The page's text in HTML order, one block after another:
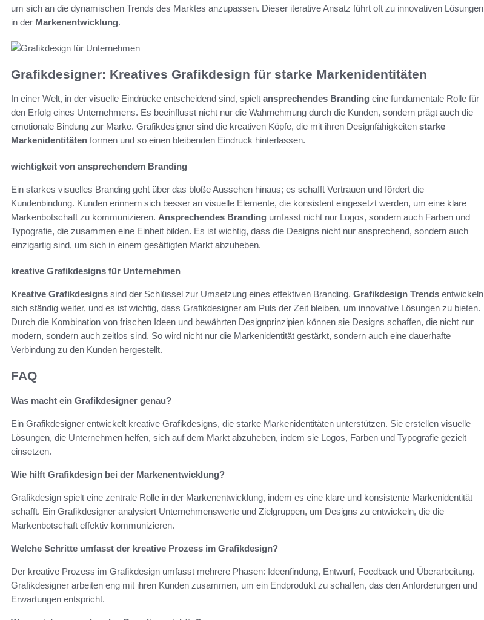
um sich an die dynamischen Trends des Marktes anzupassen. Dieser iterative Ansatz führt oft zu innovativen Lösungen
in der Markenentwicklung.
Grafikdesigner: Kreatives Grafikdesign für starke Markenidentitäten
In einer Welt, in der visuelle Eindrücke entscheidend sind, spielt ansprechendes Branding eine fundamentale Rolle für
den Erfolg eines Unternehmens. Es beeinflusst nicht nur die Wahrnehmung durch die Kunden, sondern prägt auch die
emotionale Bindung zur Marke. Grafikdesigner sind die kreativen Köpfe, die mit ihren Designfähigkeiten starke
Markenidentitäten formen und so einen bleibenden Eindruck hinterlassen.
wichtigkeit von ansprechendem Branding
Ein starkes visuelles Branding geht über das bloße Aussehen hinaus; es schafft Vertrauen und fördert die
Kundenbindung. Kunden erinnern sich besser an visuelle Elemente, die konsistent eingesetzt werden, um eine klare
Markenbotschaft zu kommunizieren. Ansprechendes Branding umfasst nicht nur Logos, sondern auch Farben und
Typografie, die zusammen eine Einheit bilden. Es ist wichtig, dass die Designs nicht nur ansprechend, sondern auch
einzigartig sind, um sich in einem gesättigten Markt abzuheben.
kreative Grafikdesigns für Unternehmen
Kreative Grafikdesigns sind der Schlüssel zur Umsetzung eines effektiven Branding. Grafikdesign Trends entwickeln
sich ständig weiter, und es ist wichtig, dass Grafikdesigner am Puls der Zeit bleiben, um innovative Lösungen zu bieten.
Durch die Kombination von frischen Ideen und bewährten Designprinzipien können sie Designs schaffen, die nicht nur
modern, sondern auch zeitlos sind. So wird nicht nur die Markenidentität gestärkt, sondern auch eine dauerhafte
Verbindung zu den Kunden hergestellt.
FAQ
Was macht ein Grafikdesigner genau?
Ein Grafikdesigner entwickelt kreative Grafikdesigns, die starke Markenidentitäten unterstützen. Sie erstellen visuelle
Lösungen, die Unternehmen helfen, sich auf dem Markt abzuheben, indem sie Logos, Farben und Typografie gezielt
einsetzen.
Wie hilft Grafikdesign bei der Markenentwicklung?
Grafikdesign spielt eine zentrale Rolle in der Markenentwicklung, indem es eine klare und konsistente Markenidentität
schafft. Ein Grafikdesigner analysiert Unternehmenswerte und Zielgruppen, um Designs zu entwickeln, die die
Markenbotschaft effektiv kommunizieren.
Welche Schritte umfasst der kreative Prozess im Grafikdesign?
Der kreative Prozess im Grafikdesign umfasst mehrere Phasen: Ideenfindung, Entwurf, Feedback und Überarbeitung.
Grafikdesigner arbeiten eng mit ihren Kunden zusammen, um ein Endprodukt zu schaffen, das den Anforderungen und
Erwartungen entspricht.